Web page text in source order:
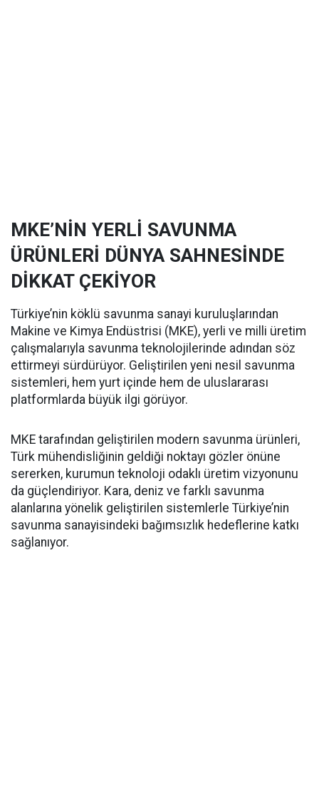
MKE’NİN YERLİ SAVUNMA
ÜRÜNLERİ DÜNYA SAHNESİNDE
DİKKAT ÇEKİYOR
Türkiye’nin köklü savunma sanayi kuruluşlarından
Makine ve Kimya Endüstrisi (MKE), yerli ve milli üretim
çalışmalarıyla savunma teknolojilerinde adından söz
ettirmeyi sürdürüyor. Geliştirilen yeni nesil savunma
sistemleri, hem yurt içinde hem de uluslararası
platformlarda büyük ilgi görüyor.
MKE tarafından geliştirilen modern savunma ürünleri,
Türk mühendisliğinin geldiği noktayı gözler önüne
sererken, kurumun teknoloji odaklı üretim vizyonunu
da güçlendiriyor. Kara, deniz ve farklı savunma
alanlarına yönelik geliştirilen sistemlerle Türkiye’nin
savunma sanayisindeki bağımsızlık hedeflerine katkı
sağlanıyor.